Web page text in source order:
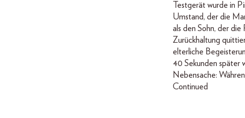
Testgerät wurde in
Umstand, der die
als den Sohn, der
Zurückhaltung
elterliche
40 Sekunden später
Nebensache:
Continued